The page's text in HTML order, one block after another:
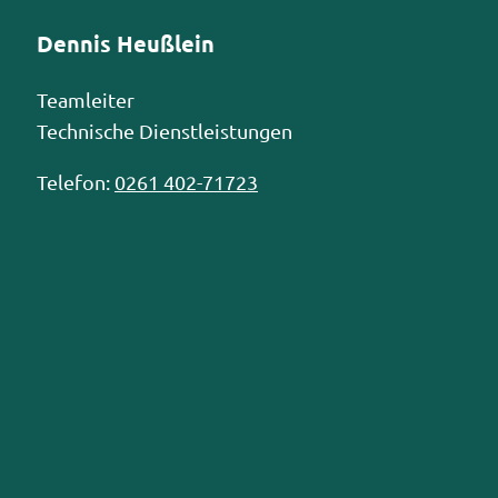
Dennis Heußlein
Teamleiter
Technische Dienstleistungen
Telefon: 0261 402-71723